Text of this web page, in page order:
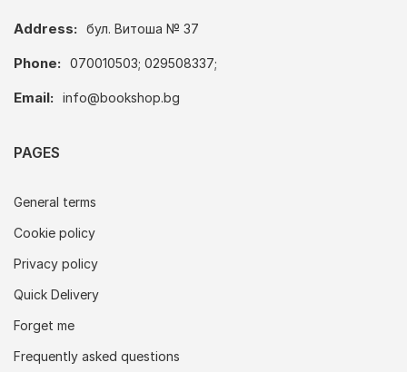
Address: бул. Витоша № 37
Phone: 070010503; 029508337;
Email: info@bookshop.bg
PAGES
General terms
Cookie policy
Privacy policy
Quick Delivery
Forget me
Frequently asked questions